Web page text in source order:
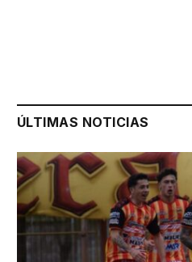
ÚLTIMAS NOTICIAS